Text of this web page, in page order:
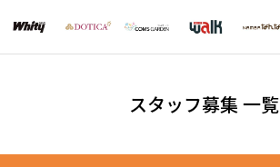
スタッフ募集 一覧